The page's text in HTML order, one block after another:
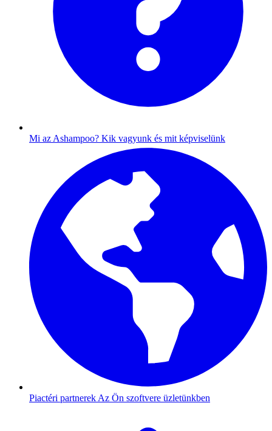
Mi az Ashampoo? Kik vagyunk és mit képviselünk
Piactéri partnerek Az Ön szoftvere üzletünkben